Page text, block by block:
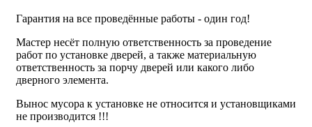
Гарантия на все проведённые работы - один год!
Мастер несёт полную ответственность за проведение
работ по установке дверей, а также материальную
ответственность за порчу дверей или какого либо
дверного элемента.
Вынос мусора к установке не относится и установщиками
не производится !!!